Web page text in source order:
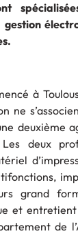
gestion
à
ne
deuxième
deux
grand
et
de